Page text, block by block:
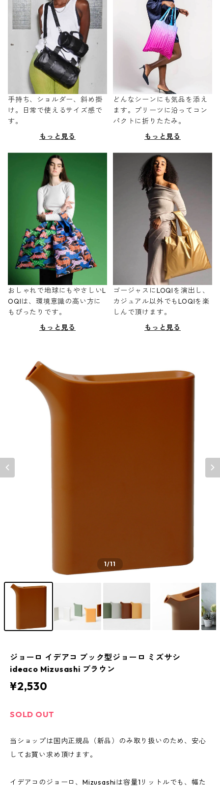
手持ち、ショルダー、斜め掛
け。日常で使えるサイズ感で
す。
もっと見る
どんなシーンにも気品を添え
ます。プリーツに沿ってコン
パクトに折りたたみ。
もっと見る
おしゃれで地球にもやさしいL
OQIは、環境意識の高い方に
もぴったりです。
もっと見る
ゴージャスにLOQIを演出し、
カジュアル以外でもLOQIを楽
しんで頂けます。
もっと見る
1/11
ジョーロ イデアコ ブック型ジョーロ ミズサシ
ideaco Mizusashi ブラウン
¥2,530
SOLD OUT
当ショップは国内正規品（新品）のみ取り扱いのため、安心
してお買い求め頂けます。
イデアコのジョーロ、Mizusashiは容量1リットルでも、幅た